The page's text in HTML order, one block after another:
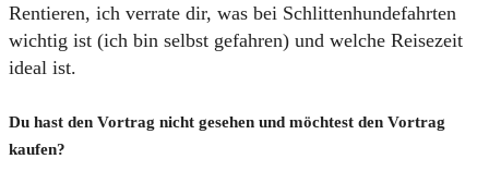
Rentieren, ich verrate dir, was bei Schlittenhundefahrten
wichtig ist (ich bin selbst gefahren) und welche Reisezeit
ideal ist.
Du hast den Vortrag nicht gesehen und möchtest den Vortrag
kaufen?